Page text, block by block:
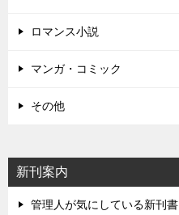
ロマンス小説
マンガ・コミック
その他
新刊案内
管理人が気にしている新刊書